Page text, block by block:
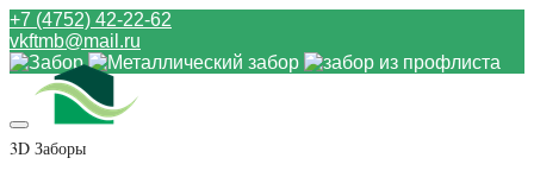
+7 (4752) 42-22-62
vkftmb@mail.ru
3D Заборы